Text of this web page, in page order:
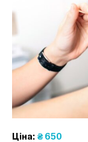
Ціна: ₴ 650